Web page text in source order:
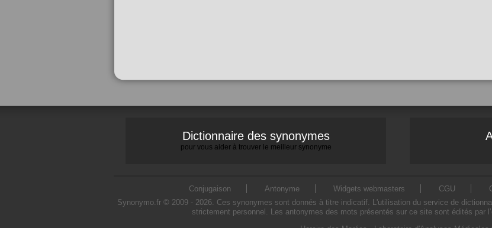
Dictionnaire des synonymes
pour vous aider à trouver le meilleur synonyme
Conjugaison Antonyme Widgets webmasters CGU
Synonymo.fr © 2009 - 2026. Ces synonymes sont donnés à titre indicatif. L'utilisation du service de
strictement personnel. Les antonymes des mots présentés sur ce site sont édités par